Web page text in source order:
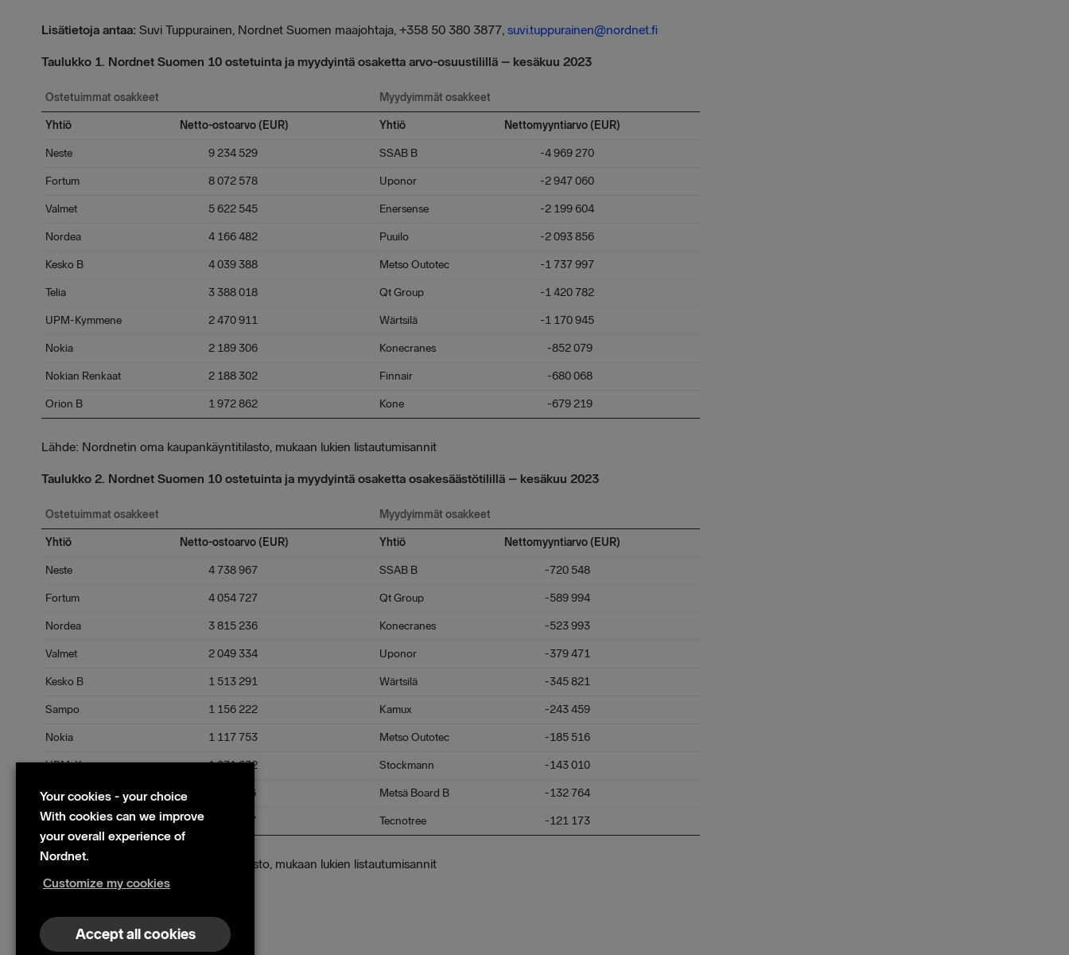
Lisätietoja antaa: Suvi Tuppurainen, Nordnet Suomen maajohtaja, +358 50 380 3877, suvi.tuppurainen@nordnet.fi
Taulukko 1. Nordnet Suomen 10 ostetuinta ja myydyintä osaketta arvo-osuustilillä – kesäkuu 2023
Ostetuimmat osakkeet Myydyimmät osakkeet
Yhtiö Netto-ostoarvo (EUR) Yhtiö Nettomyyntiarvo (EUR)
Neste 9 234 529 SSAB B -4 969 270
Fortum 8 072 578 Uponor -2 947 060
Valmet 5 622 545 Enersense -2 199 604
Nordea 4 166 482 Puuilo -2 093 856
Kesko B 4 039 388 Metso Outotec -1 737 997
Telia 3 388 018 Qt Group -1 420 782
UPM-Kymmene 2 470 911 Wärtsilä -1 170 945
Nokia 2 189 306 Konecranes -852 079
Nokian Renkaat 2 188 302 Finnair -680 068
Orion B 1 972 862 Kone -679 219
Lähde: Nordnetin oma kaupankäyntitilasto, mukaan lukien listautumisannit
Taulukko 2. Nordnet Suomen 10 ostetuinta ja myydyintä osaketta osakesäästötilillä – kesäkuu 2023
Ostetuimmat osakkeet Myydyimmät osakkeet
Yhtiö Netto-ostoarvo (EUR) Yhtiö Nettomyyntiarvo (EUR)
Neste 4 738 967 SSAB B -720 548
Fortum 4 054 727 Qt Group -589 994
Nordea 3 815 236 Konecranes -523 993
Valmet 2 049 334 Uponor -379 471
Kesko B 1 513 291 Wärtsilä -345 821
Sampo 1 156 222 Kamux -243 459
Nokia 1 117 753 Metso Outotec -185 516
UPM-Kymmene 1 031 232 Stockmann -143 010
Nokian Renkaat 780 486 Metsä Board B -132 764
Orion B 495 137 Tecnotree -121 173
Lähde: Nordnetin oma kaupankäyntitilasto, mukaan lukien listautumisannit
Osakekauppa kesäkuu 2023
Your cookies - your choice
With cookies can we improve
your overall experience of
Nordnet.
Customize my cookies
Accept all cookies